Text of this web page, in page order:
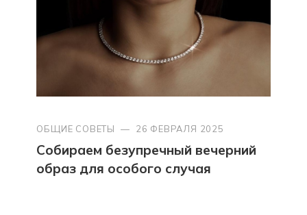
ОБЩИЕ СОВЕТЫ — 26 ФЕВРАЛЯ 2025
Собираем безупречный вечерний
образ для особого случая